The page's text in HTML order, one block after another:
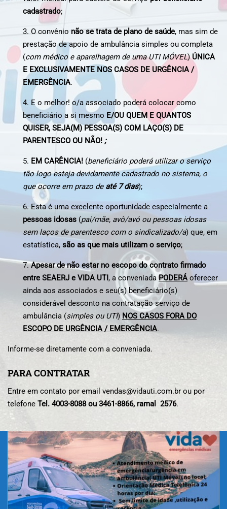
cadastrado;
3. O convênio não se trata de plano de saúde, mas sim de
prestação de apoio de ambulância simples ou completa
(com médico e aparelhagem de uma UTI MÓVEL)ÚNICA
E EXCLUSIVAMENTE NOS CASOS DE URGÊNCIA /
EMERGÊNCIA.
4. E o melhor! o/a associado poderá colocar como
beneficiário a si mesmo E/OU QUEM E QUANTOS
QUISER, SEJA(M) PESSOA(S) COM LAÇO(S) DE
PARENTESCO OU NÃO! ;
5. EM CARÊNCIA! (beneficiário poderá utilizar o serviço
tão logo esteja devidamente cadastrado no sistema, o
que ocorre em prazo de até 7 dias);
6. Esta é uma excelente oportunidade especialmente a
pessoas idosas (pai/mãe, avô/avó ou pessoas idosas
sem laços de parentesco com o sindicalizado/a) que, em
estatística, são as que mais utilizam o serviço;
7.Apesar de não estar no escopo do contrato firmado
entre SEAERJ e VIDA UTI, a conveniadaPODERÁoferecer
ainda aos associados e seu(s) beneficiário(s)
considerável desconto na contratação serviço de
ambulância (simples ou UTI)NOS CASOS FORA DO
ESCOPO DE URGÊNCIA / EMERGÊNCIA.
Informe-se diretamente com a conveniada.
PARA CONTRATAR
Entre em contato por email vendas@vidauti.com.br ou por
telefone Tel. 4003-8088 ou 3461-8866, ramal 2576.